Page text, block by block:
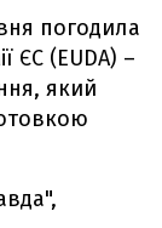
погодила
ЄС (EUDA) –
який